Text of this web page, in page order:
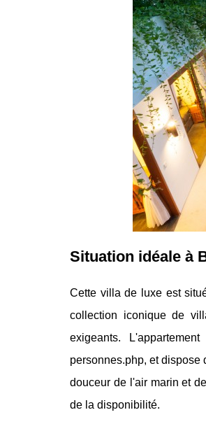
Situation idéale à
Cette villa de luxe est
collection iconique de
exigeants.
personnes.php, et
douceur de l'air marin et
de la disponibilité.